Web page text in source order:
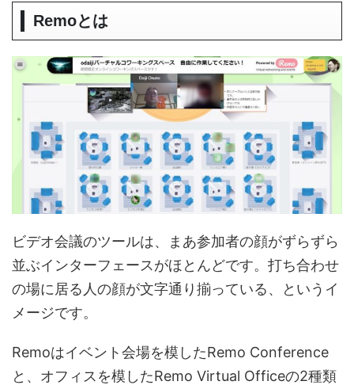
Remoとは
ビデオ会議のツールは、まあ参加者の顔がずらずら
並ぶインターフェースがほとんどです。打ち合わせ
の場に居る人の顔が文字通り揃っている、というイ
メージです。
Remoはイベント会場を模したRemo Conference
と、オフィスを模したRemo Virtual Officeの2種類